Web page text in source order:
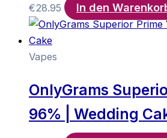
€28.95 In den
Vapes
OnlyGrams
96% | Wedding